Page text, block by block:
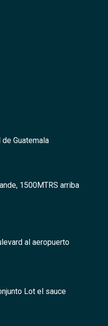
Guatemala
1500MTRS arriba
al aeropuerto
Lot el sauce